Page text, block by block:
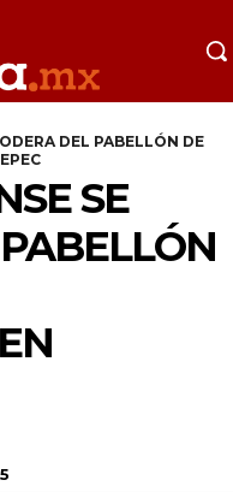
DEL PABELLÓN DE
SE